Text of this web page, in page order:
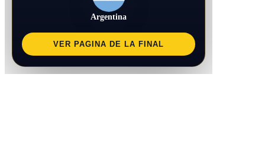
Argentina
VER PAGINA DE LA FINAL